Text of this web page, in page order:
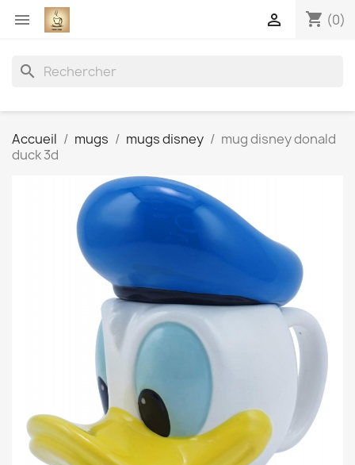
 shopping_cart (0)

search
Accueil mugs mugs disney
mug disney donald
duck 3d